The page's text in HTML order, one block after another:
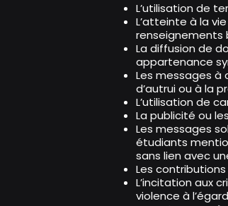
L’utilisation de
L’atteinte à la
renseignements
La diffusion de
appartenance
Les messages à
d’autrui ou à la
L’utilisation de
La publicité ou
Les messages
étudiants
sans lien avec
Les
L’incitation aux
violence à